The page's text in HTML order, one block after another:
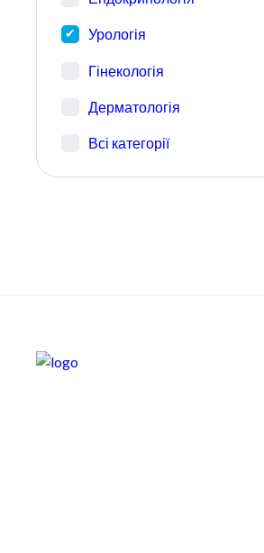
Урологія
Гінекологія
Дерматологія
Всі категорії